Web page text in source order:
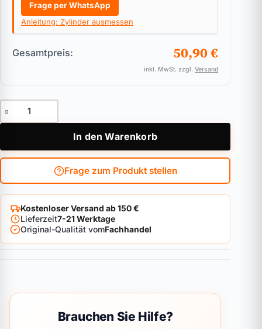
Frage per WhatsApp
Anleitung: Zylinder ausmessen
Gesamtpreis: 50,90 €
inkl. MwSt. zzgl.Versand
Knaufzylinder ASSA ABLOY Zeiss IKON 45 Menge
In den Warenkorb
Frage zum Produkt stellen
Kostenloser Versand ab 150 €
Lieferzeit7-21 Werktage
Original-Qualität vomFachhandel
Brauchen Sie Hilfe?